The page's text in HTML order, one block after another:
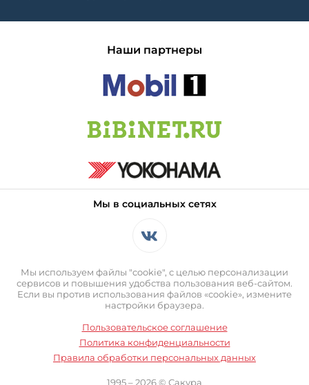
Наши партнеры
Мы в социальных сетях
Мы используем файлы "cookie", с целью персонализации
сервисов и повышения удобства пользования веб-сайтом.
Если вы против использования файлов «cookie», измените
настройки браузера.
Пользовательское соглашение
Политика конфиденциальности
Правила обработки персональных данных
1995 – 2026 © Сакура